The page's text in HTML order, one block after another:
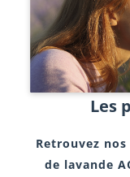
Les
Retrouvez
de lavande